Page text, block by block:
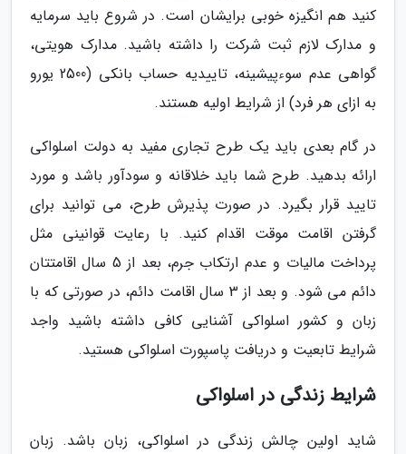
کنید هم انگیزه خوبی برایشان است. در شروع باید سرمایه
و مدارک لازم ثبت شرکت را داشته باشید. مدارک هویتی،
گواهی عدم سوءپیشینه، تاییدیه حساب بانکی (2500 یورو
به ازای هر فرد) از شرایط اولیه هستند.
در گام بعدی باید یک طرح تجاری مفید به دولت اسلواکی
ارائه بدهید. طرح شما باید خلاقانه و سودآور باشد و مورد
تایید قرار بگیرد. در صورت پذیرش طرح، می توانید برای
گرفتن اقامت موقت اقدام کنید. با رعایت قوانینی مثل
پرداخت مالیات و عدم ارتکاب جرم، بعد از 5 سال اقامتتان
دائم می شود. و بعد از 3 سال اقامت دائم، در صورتی که با
زبان و کشور اسلواکی آشنایی کافی داشته باشید واجد
شرایط تابعیت و دریافت پاسپورت اسلواکی هستید.
شرایط زندگی در اسلواکی
شاید اولین چالش زندگی در اسلواکی، زبان باشد. زبان